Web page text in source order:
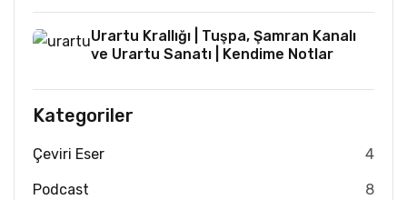
Urartu Krallığı | Tuşpa, Şamran Kanalı
ve Urartu Sanatı | Kendime Notlar
Kategoriler
Çeviri Eser 4
Podcast 8